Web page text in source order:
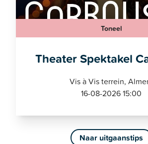
Toneel
Theater Spektakel
Vis à Vis terrein,
16-08-2026 15:00
Naar uitgaanstips